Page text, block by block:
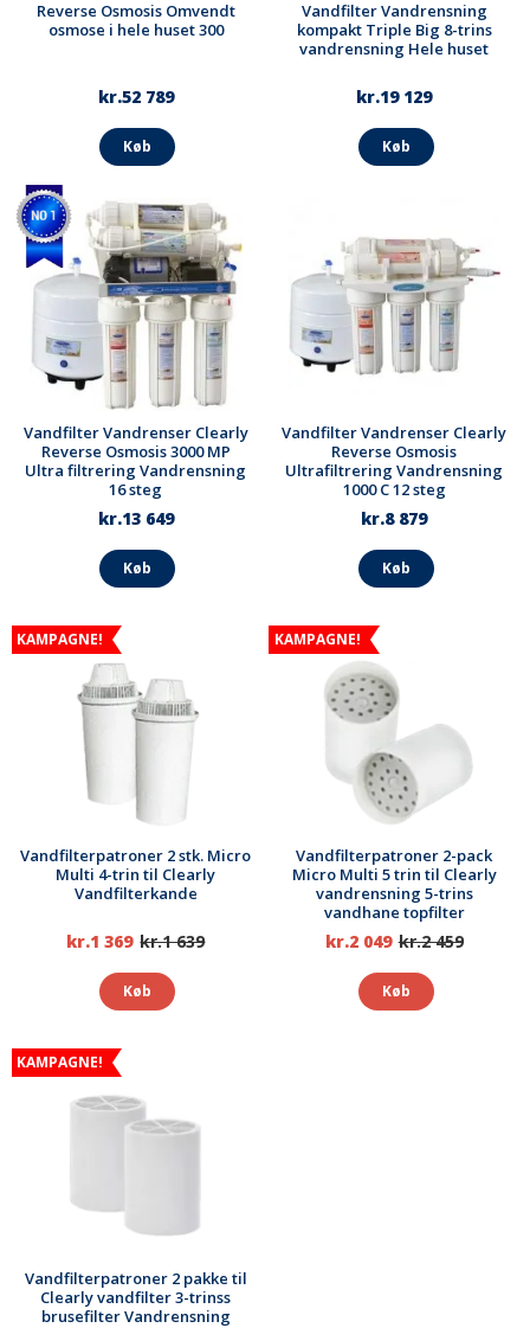
Reverse Osmosis Omvendt
osmose i hele huset 300
kr.52 789
Køb
Vandfilter Vandrensning
kompakt Triple Big 8-trins
vandrensning Hele huset
kr.19 129
Køb
Vandfilter Vandrenser Clearly
Reverse Osmosis 3000 MP
Ultra filtrering Vandrensning
16 steg
kr.13 649
Køb
Vandfilter Vandrenser Clearly
Reverse Osmosis
Ultrafiltrering Vandrensning
1000 C 12 steg
kr.8 879
Køb
KAMPAGNE!
Vandfilterpatroner 2 stk. Micro
Multi 4-trin til Clearly
Vandfilterkande
kr.1 369 kr.1 639
Køb
KAMPAGNE!
Vandfilterpatroner 2-pack
Micro Multi 5 trin til Clearly
vandrensning 5-trins
vandhane topfilter
kr.2 049 kr.2 459
Køb
KAMPAGNE!
Vandfilterpatroner 2 pakke til
Clearly vandfilter 3-trinss
brusefilter Vandrensning